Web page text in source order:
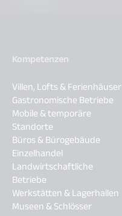
Kompetenzen
Villen, Lofts & Ferienhäuser
Gastronomische Betriebe
Mobile & temporäre
Standorte
Büros & Bürogebäude
Einzelhandel
Landwirtschaftliche
Betriebe
Werkstätten & Lagerhallen
Museen & Schlösser